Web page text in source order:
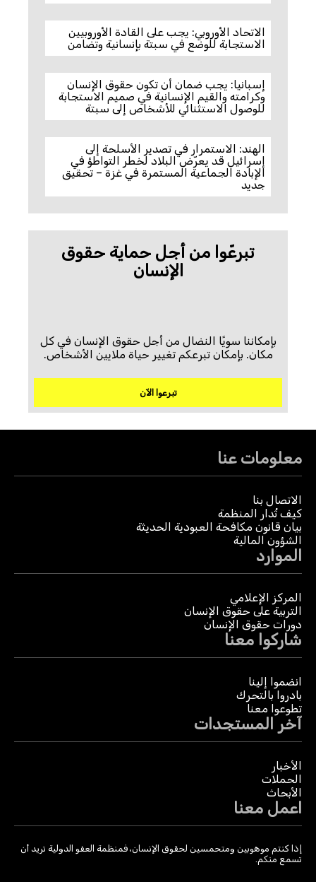
الاتحاد الأوروبي: يجب على القادة الأوروبيين
الاستجابة للوضع في سبتة بإنسانية وتضامن
إسبانيا: يجب ضمان أن تكون حقوق الإنسان
وكرامته والقيم الإنسانية في صميم الاستجابة
للوصول الاستثنائي للأشخاص إلى سبتة
الهند: الاستمرار في تصدير الأسلحة إلى
إسرائيل قد يعرّض البلاد لخطر التواطؤ في
الإبادة الجماعية المستمرة في غزة – تحقيق
جديد
تبرعّوا من أجل حماية حقوق
الإنسان
بإمكاننا سويًا النضال من أجل حقوق الإنسان في كل
مكان. بإمكان تبرعكم تغيير حياة ملايين الأشخاص.
تبرعوا الآن
معلومات عنا
الاتصال بنا
كيف تُدار المنظمة
بيان قانون مكافحة العبودية الحديثة
الشؤون المالية
الموارد
المركز الإعلامي
التربية على حقوق الإنسان
دورات حقوق الإنسان
شاركوا معنا
انضموا إلينا
بادروا بالتحرك
تطوعوا معنا
آخر المستجدات
الأخبار
الحملات
الأبحاث
اعمل معنا
إذا كنتم موهوبين ومتحمسين لحقوق الإنسان، فمنظمة العفو الدولية تريد أن
تسمع منكم.